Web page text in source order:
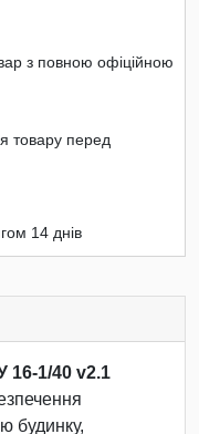
з повною офіційною
товару перед
14 днів
16-1/40 v2.1
будинку,